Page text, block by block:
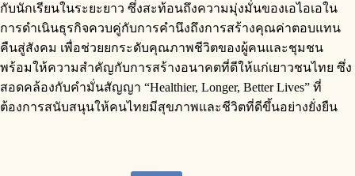
กับนักเรียนในระยะยาว ซึ่งสะท้อนถึงความมุ่งมั่นของเอไอเอใน
การดำเนินธุรกิจควบคู่กับการคำนึงถึงการสร้างคุณค่าตอบแทน
คืนสู่สังคม เพื่อช่วยยกระดับคุณภาพชีวิตของผู้คนและชุมชน
พร้อมให้ความสำคัญกับการสร้างอนาคตที่ดีให้แก่เยาวชนไทย ซึ่ง
สอดคล้องกับคำมั่นสัญญา “Healthier, Longer, Better Lives” ที่
ต้องการสนับสนุนให้คนไทยมีสุขภาพและชีวิตที่ดีขึ้นอย่างยั่งยืน